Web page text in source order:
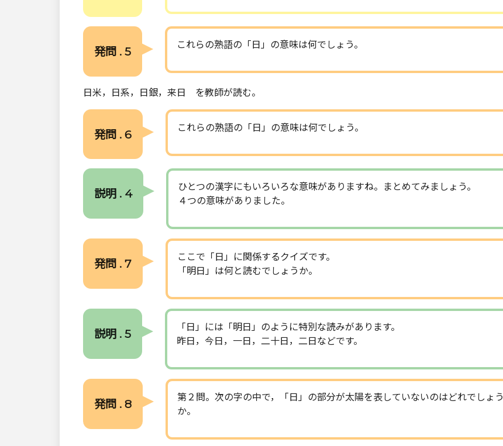
発問 . 5 これらの熟語の「日」の意味は何でしょう。
日米，日系，日銀，来日 を教師が読む。
発問 . 6 これらの熟語の「日」の意味は何でしょう。
説明 . 4
ひとつの漢字にもいろいろな意味がありますね。まとめてみましょう。
４つの意味がありました。
発問 . 7
ここで「日」に関係するクイズです。
「明日」は何と読むでしょうか。
説明 . 5
「日」には「明日」のように特別な読みがあります。
昨日，今日，一日，二十日，二日などです。
発問 . 8
第２問。次の字の中で，「日」の部分が太陽を表していないのはどれでしょう
か。